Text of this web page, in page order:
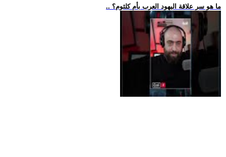
.. ما هو سر علاقة اليهود العرب بأم كلثوم؟